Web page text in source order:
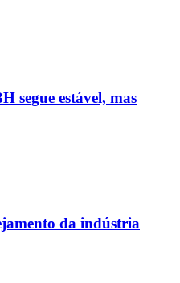
segue estável, mas
da indústria